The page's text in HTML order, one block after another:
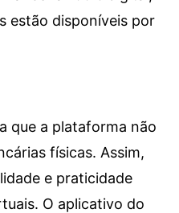
estão disponíveis por
que a plataforma não
físicas. Assim,
e praticidade
O aplicativo do